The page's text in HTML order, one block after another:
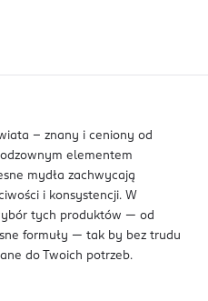
- znany i ceniony od
elementem
mydła zachwycają
i konsystencji. W
tych produktów — od
formuły — tak by bez trudu
do Twoich potrzeb.